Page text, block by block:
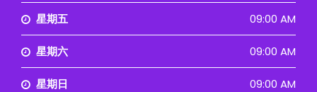
星期五 09:00 AM
星期六 09:00 AM
星期日 09:00 AM